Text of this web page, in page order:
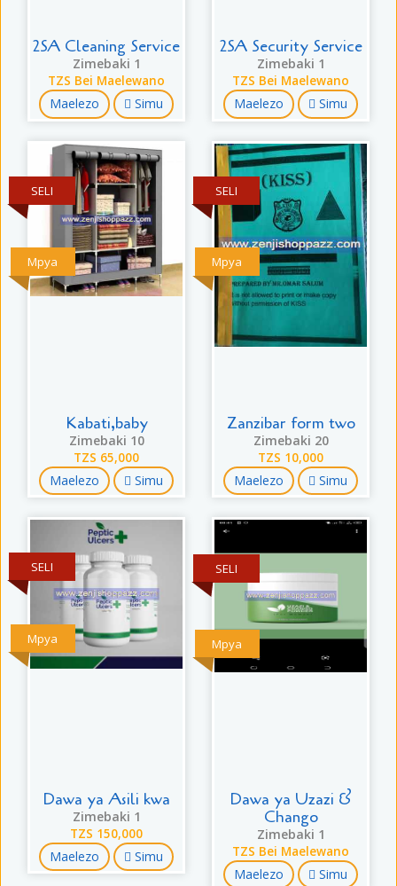
2SA Cleaning Service
Zimebaki 1
TZS Bei Maelewano
Maelezo Simu
2SA Security Service
Zimebaki 1
TZS Bei Maelewano
Maelezo Simu
Mpya
SELI
Kabati,baby
Zimebaki 10
TZS 65,000
Maelezo Simu
Mpya
SELI
Zanzibar form two
Zimebaki 20
TZS 10,000
Maelezo Simu
Mpya
SELI
Dawa ya Asili kwa
Zimebaki 1
TZS 150,000
Maelezo Simu
Mpya
SELI
Dawa ya Uzazi &
Chango
Zimebaki 1
TZS Bei Maelewano
Maelezo Simu